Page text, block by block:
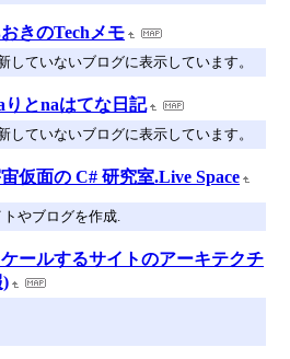
きのTechメモ
していないブログに表示しています。
りとnaはてな日記
していないブログに表示しています。
仮面の C# 研究室.Live Space
トやブログを作成.
ケールするサイトのアーキテクチ
)